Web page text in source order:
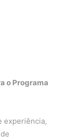
o Programa
experiência,